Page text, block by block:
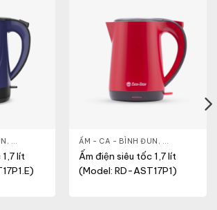
, GIA DỤNG KHỎE & ĐẸP,NỒI - ẤM - CA - BÌNH
lít
ẤM - CA - BÌNH ĐUN , GIA DỤNG
Ấm điện siêu tốc 1,7 lít
(Model: RD-AST17P1)